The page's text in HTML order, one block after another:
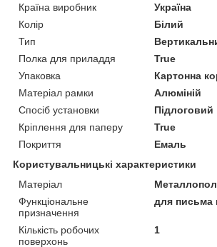
Країна виробник
Україна
Колір
Білий
Тип
Полка для приладдя
True
Упаковка
Картонна
Матеріал рамки
Алюміній
Спосіб установки
Підлоговий
Кріплення для паперу
True
Покриття
Емаль
Користувальницькі характеристики
Матеріал
Функціональне
призначення
для письма
Кількість робочих
поверхонь
1